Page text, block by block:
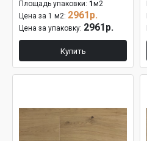
Площадь упаковки: 1 м2
Цена за 1 м2: 2961р.
Цена за упаковку: 2961р.
Купить